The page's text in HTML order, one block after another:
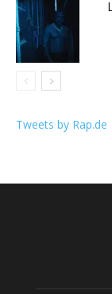
Tweets by Rap.de